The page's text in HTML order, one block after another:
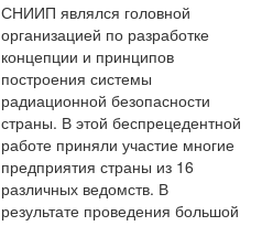
СНИИП являлся головной
организацией по разработке
концепции и принципов
построения системы
радиационной безопасности
страны. В этой беспрецедентной
работе приняли участие многие
предприятия страны из 16
различных ведомств. В
результате проведения большой